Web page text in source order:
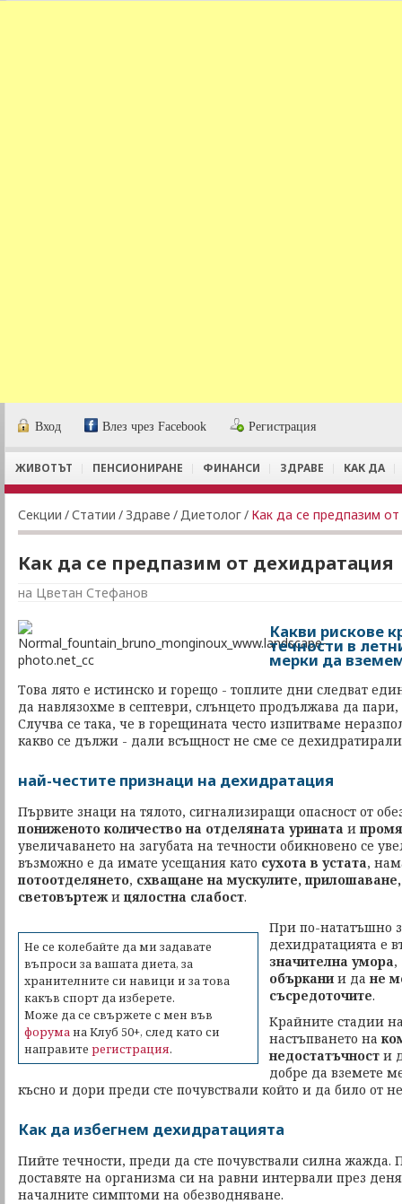
Вход Влез чрез Facebook Регистрация
ЖИВОТЪТ ПЕНСИОНИРАНЕ ФИНАНСИ ЗДРАВЕ КАК ДА
Секции /Статии / Здраве /Диетолог/ Как да се предпазим
Как да се предпазим от дехидратация
на Цветан Стефанов
Какви рискове
течности в
мерки да
Това лято е истинско и горещо - топлите дни следват
да навлязохме в септеври, слънцето продължава да
Случва се така, че в горещината често изпитваме
какво се дължи - дали всъщност не сме се
най-честите признаци на дехидратация
Първите знаци на тялото, сигнализиращи опасност от
пониженото количество на отделяната урината и
увеличаването на загубата на течности обикновено се
възможно е да имате усещания като сухота в устата,
потоотделянето, схващане на мускулите,
световъртежицялостна слабост.
Не се колебайте да ми задавате
въпроси за вашата диета, за
хранителните си навици и за това
какъв спорт да изберете.
Може да се свържете с мен във
форумана Клуб 50+, след като си
направите регистрация.
При по-нататъшно
дехидратацията е
значителна умора,
объркании дане
съсредоточите.
Крайните стадии
настъпването на
недостатъчности
добре да вземете
късно и дори преди сте почувствали който и да било от
Как да избегнем дехидратацията
Пийте течности, преди да сте почувствали силна жажда.
доставяте на организма си на равни интервали през
началните симптоми на обезводняване.